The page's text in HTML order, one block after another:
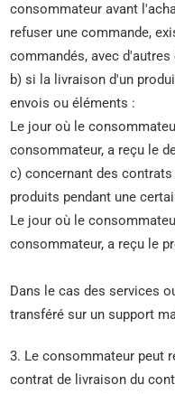
consommateur avant
refuser une commande,
commandés, avec
b) si la livraison d'un
envois ou éléments :
Le jour où le
consommateur, a reçu le
c) concernant des
produits pendant une
Le jour où le
consommateur, a reçu le
Dans le cas des services
transféré sur un support
3. Le consommateur peut
contrat de livraison du